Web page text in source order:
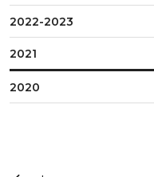
2022-2023
2021
2020